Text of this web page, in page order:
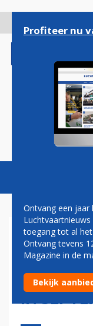
gaan
Magazine
HERSTEL
IN
Profiteer nu
Ontvang een jaar
toegang tot al
Ontvang tevens
Magazine in de
Bekijk